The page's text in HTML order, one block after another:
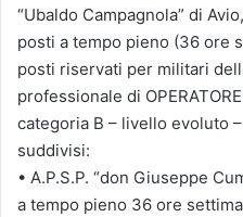
“Ubaldo Campagnola” di
posti a tempo pieno (36 ore
posti riservati per militari
professionale di
categoria B – livello evoluto
suddivisi:
• A.P.S.P. “don Giuseppe
a tempo pieno 36 ore